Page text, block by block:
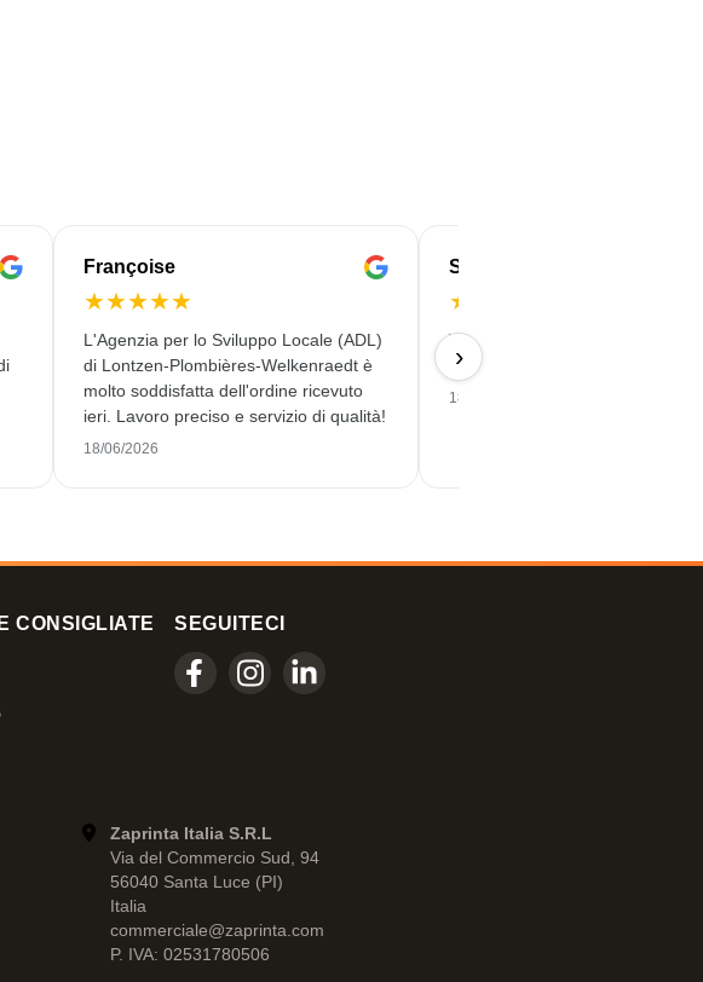
Françoise
★★★★★
L'Agenzia per lo Sviluppo Locale (ADL)
di Lontzen-Plombières-Welkenraedt è
molto soddisfatta dell'ordine ricevuto
ieri. Lavoro preciso e servizio di qualità!
18/06/2026
Serife
★
Veloce, affidabile e con
qualità
18/06/2026
›
CONSIGLIATE SEGUITECI
Zaprinta Italia S.R.L
Via del Commercio Sud, 94
56040 Santa Luce (PI)
Italia
commerciale@zaprinta.com
P. IVA: 02531780506